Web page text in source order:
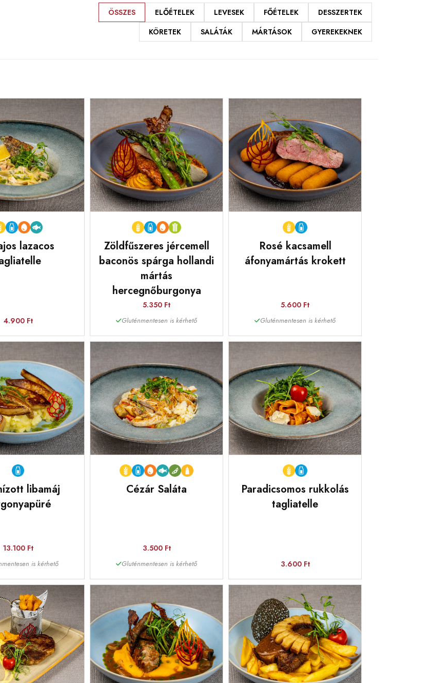
ÖSSZES ELŐÉTELEK LEVESEK FŐÉTELEK
DESSZERTEK
KÖRETEK
SALÁTÁK MÁRTÁSOK GYEREKEKNEK
lazacos
4.900 Ft
Zöldfűszeres jércemell
baconös spárga hollandi
mártás
hercegnőburgonya
5.350 Ft
Gluténmentesen is kérhető
Rosé kacsamell
áfonyamártás krokett
5.600 Ft
Gluténmentesen is kérhető
libamáj
13.100 Ft
is kérhető
Cézár Saláta
3.500 Ft
Gluténmentesen is kérhető
Paradicsomos rukkolás
tagliatelle
3.600 Ft